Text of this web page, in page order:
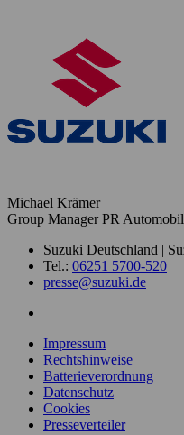
Michael Krämer
Group Manager PR
Suzuki Deutschland |
Tel.: 06251 5700-520
presse@suzuki.de
Impressum
Rechtshinweise
Batterieverordnung
Datenschutz
Cookies
Presseverteiler